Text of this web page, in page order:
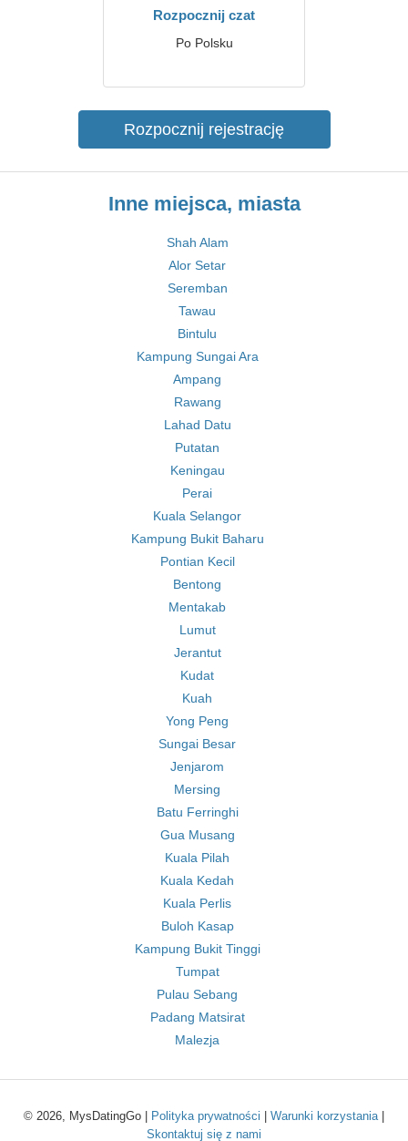
Rozpocznij czat
Po Polsku
Rozpocznij rejestrację
Inne miejsca, miasta
Shah Alam
Alor Setar
Seremban
Tawau
Bintulu
Kampung Sungai Ara
Ampang
Rawang
Lahad Datu
Putatan
Keningau
Perai
Kuala Selangor
Kampung Bukit Baharu
Pontian Kecil
Bentong
Mentakab
Lumut
Jerantut
Kudat
Kuah
Yong Peng
Sungai Besar
Jenjarom
Mersing
Batu Ferringhi
Gua Musang
Kuala Pilah
Kuala Kedah
Kuala Perlis
Buloh Kasap
Kampung Bukit Tinggi
Tumpat
Pulau Sebang
Padang Matsirat
Malezja
© 2026, MysDatingGo | Polityka prywatności Warunki korzystania|
Skontaktuj się z nami